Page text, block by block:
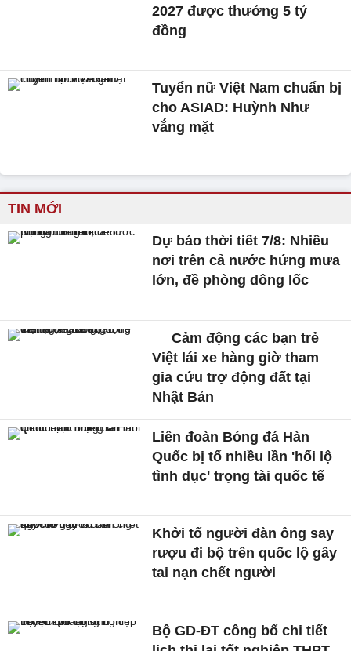
2027 được thưởng 5 tỷ
đồng
Tuyển nữ Việt Nam chuẩn bị
cho ASIAD: Huỳnh Như
vắng mặt
TIN MỚI
Dự báo thời tiết 7/8: Nhiều
nơi trên cả nước hứng mưa
lớn, đề phòng dông lốc
Cảm động các bạn trẻ
Việt lái xe hàng giờ tham
gia cứu trợ động đất tại
Nhật Bản
Liên đoàn Bóng đá Hàn
Quốc bị tố nhiều lần 'hối lộ
tình dục' trọng tài quốc tế
Khởi tố người đàn ông say
rượu đi bộ trên quốc lộ gây
tai nạn chết người
Bộ GD-ĐT công bố chi tiết